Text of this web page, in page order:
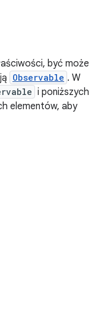
być może
Observable . W
i poniższych
elementów, aby